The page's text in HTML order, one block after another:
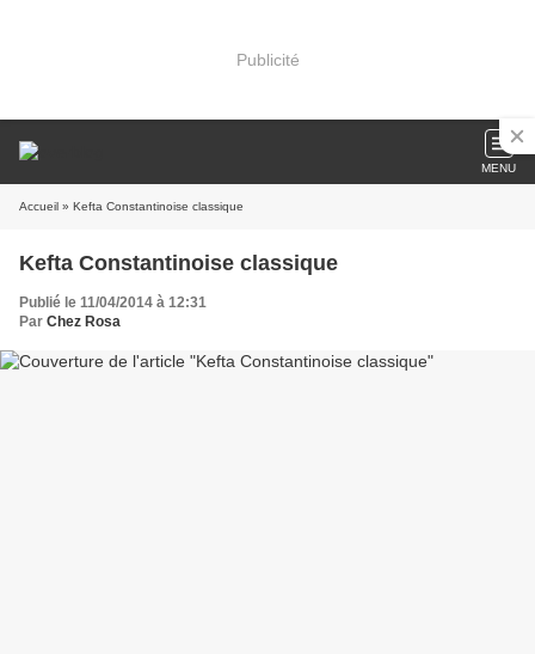
Publicité
MENU
Accueil » Kefta Constantinoise classique
Kefta Constantinoise classique
Publié le 11/04/2014 à 12:31
Par Chez Rosa